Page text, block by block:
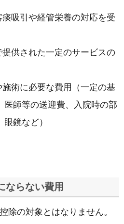
吸引や経管栄養の対応を受
供された一定のサービスの
術に必要な費用（一定の基
医師等の送迎費、入院時の部
鏡など）
ならない費用
除の対象とはなりません。